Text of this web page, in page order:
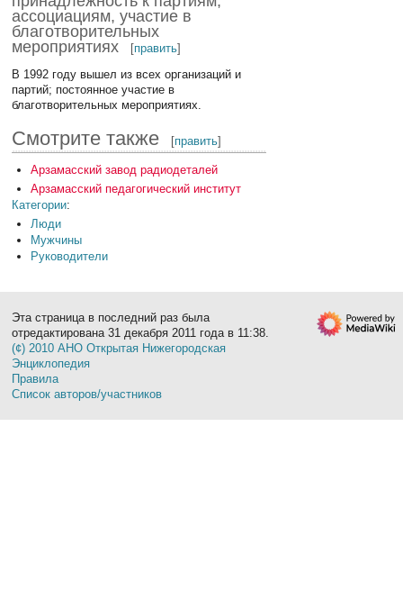
ассоциациям, участие в
благотворительных
мероприятиях
[править]
В 1992 году вышел из всех организаций и
партий; постоянное участие в
благотворительных мероприятиях.
Смотрите также [править]
Арзамасский завод радиодеталей
Арзамасский педагогический институт
Категории:
Люди
Мужчины
Руководители
Эта страница в последний раз была
отредактирована 31 декабря 2011 года в 11:38.
(¢) 2010 АНО Открытая Нижегородская
Энциклопедия
Правила
Список авторов/участников